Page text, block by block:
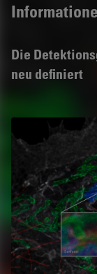
Die
neu definiert